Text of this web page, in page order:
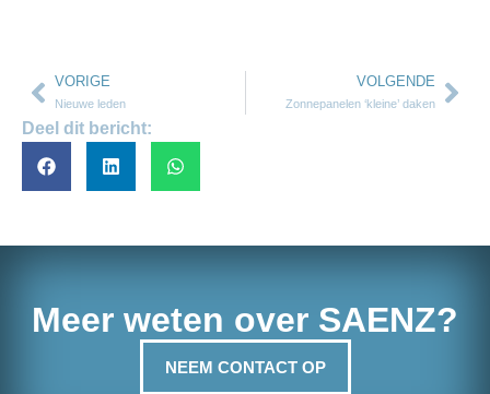
VORIGE
Nieuwe leden
VOLGENDE
Zonnepanelen ‘kleine’ daken
Deel dit bericht:
Meer weten over SAENZ?
NEEM CONTACT OP